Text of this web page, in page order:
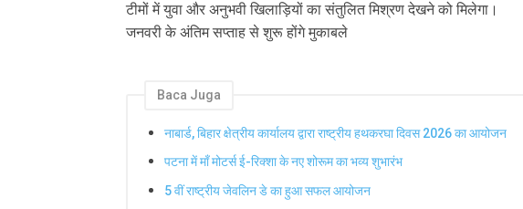
टीमों में युवा और अनुभवी खिलाड़ियों का संतुलित मिश्रण देखने को मिलेगा।
जनवरी के अंतिम सप्ताह से शुरू होंगे मुकाबले
Baca Juga
नाबार्ड, बिहार क्षेत्रीय कार्यालय द्वारा राष्ट्रीय हथकरघा दिवस 2026 का आयोजन
पटना में माँ मोटर्स ई-रिक्शा के नए शोरूम का भव्य शुभारंभ
5 वीं राष्ट्रीय जेवलिन डे का हुआ सफल आयोजन